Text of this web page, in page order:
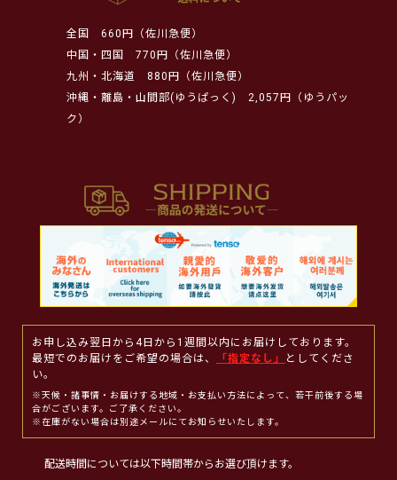
全国
660円（佐川急便）
中国・四国
770円（佐川急便）
九州・北海道
880円（佐川急便）
沖縄・離島・山間部(ゆうぱっく)
2,057円（ゆうパッ
ク）
お申し込み翌日から4日から1週間以内にお届けしております。
最短でのお届けをご希望の場合は、
「指定なし」
としてくださ
い。
※天候・諸事情・お届けする地域・お支払い方法によって、若干前後する場
合がございます。ご了承ください。
※在庫がない場合は別途メールにてお知らせいたします。
配送時間については以下時間帯からお選び頂けます。